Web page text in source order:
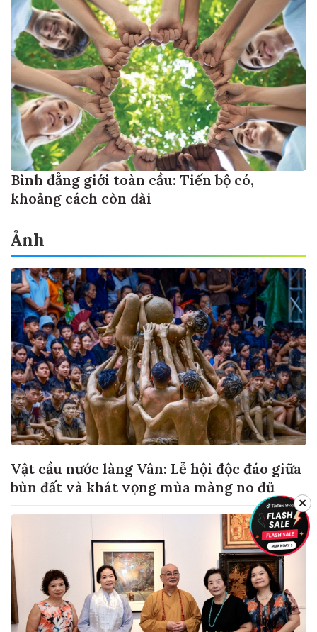
Bình đẳng giới toàn cầu: Tiến bộ có,
khoảng cách còn dài
Ảnh
Vật cầu nước làng Vân: Lễ hội độc đáo giữa
bùn đất và khát vọng mùa màng no đủ
✕